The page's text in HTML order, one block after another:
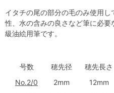
イタチの尾の部分の毛のみ使用
性、水の含みの良さなど筆に必
級油絵用筆です。
号数 穂先径
穂先長さ
No.2/0
2mm
12mm